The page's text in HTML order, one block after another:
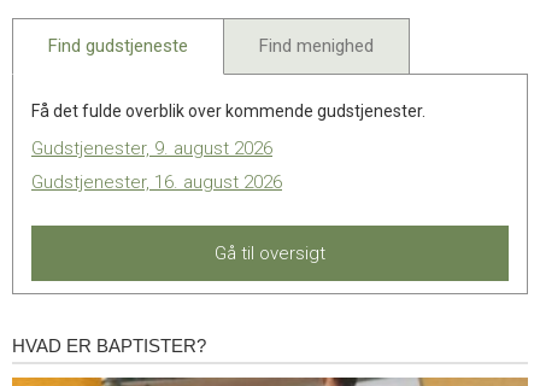
2023
Find gudstjeneste Find menighed
Få det fulde overblik over kommende gudstjenester.
Gudstjenester, 9. august 2026
Gudstjenester, 16. august 2026
Gå til oversigt
Hvad
er
HVAD ER BAPTISTER?